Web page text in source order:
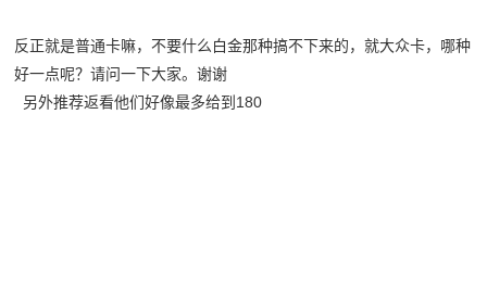
反正就是普通卡嘛，不要什么白金那种搞不下来的，就大众卡，哪种
好一点呢？请问一下大家。谢谢
另外推荐返看他们好像最多给到180